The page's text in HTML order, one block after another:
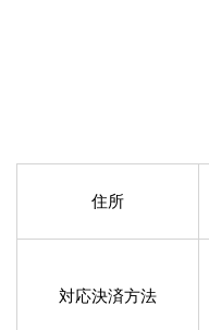
住所
対応決済方法